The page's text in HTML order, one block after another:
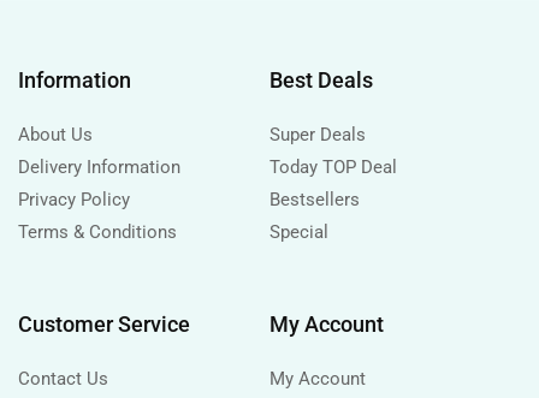
Information
About Us
Delivery Information
Privacy Policy
Terms & Conditions
Best Deals
Super Deals
Today TOP Deal
Bestsellers
Special
Customer Service
Contact Us
My Account
My Account